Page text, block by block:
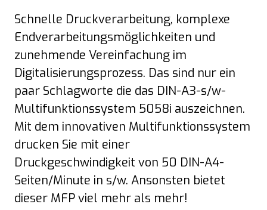
Schnelle Druckverarbeitung, komplexe
Endverarbeitungsmöglichkeiten und
zunehmende Vereinfachung im
Digitalisierungsprozess. Das sind nur ein
paar Schlagworte die das DIN-A3-s/w-
Multifunktionssystem 5058i auszeichnen.
Mit dem innovativen Multifunktionssystem
drucken Sie mit einer
Druckgeschwindigkeit von 50 DIN-A4-
Seiten/Minute in s/w. Ansonsten bietet
dieser MFP viel mehr als mehr!